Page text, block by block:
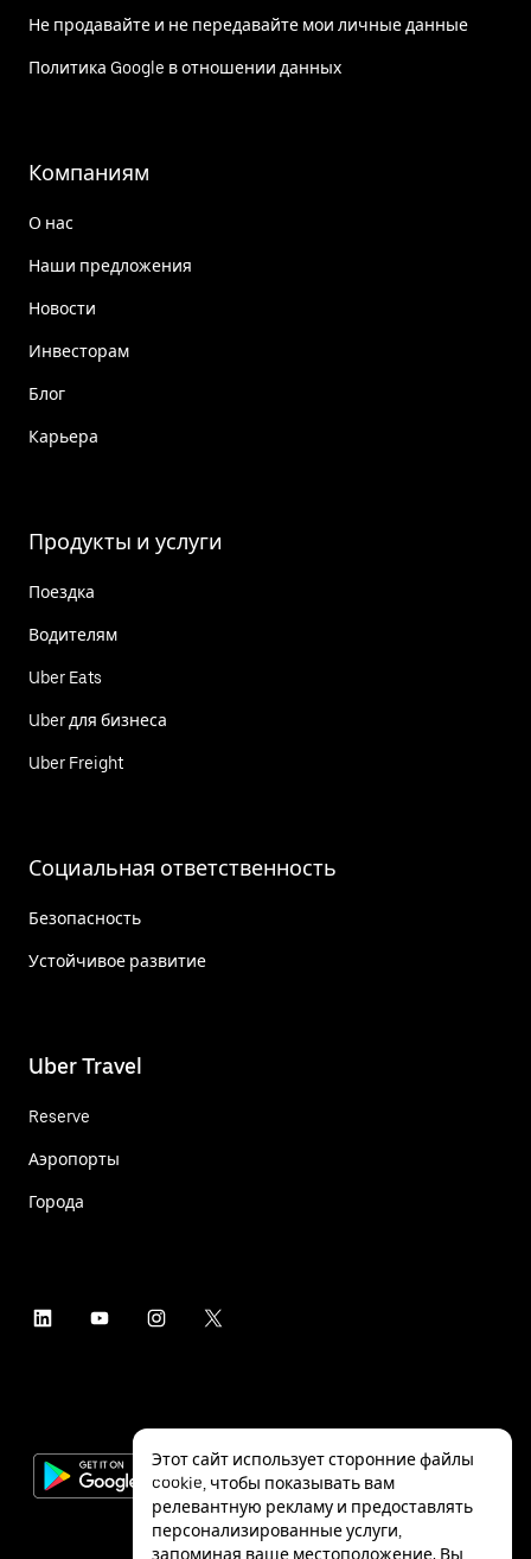
Не продавайте и не передавайте мои личные данные
Политика Google в отношении данных
Компаниям
О нас
Наши предложения
Новости
Инвесторам
Блог
Карьера
Продукты и услуги
Поездка
Водителям
Uber Eats
Uber для бизнеса
Uber Freight
Социальная ответственность
Безопасность
Устойчивое развитие
Uber Travel
Reserve
Аэропорты
Города
Этот сайт использует сторонние файлы
cookie, чтобы показывать вам
релевантную рекламу и предоставлять
персонализированные услуги,
запоминая ваше местоположение. Вы